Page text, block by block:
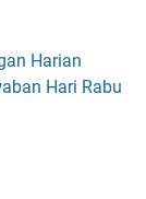
Harian
Hari Rabu